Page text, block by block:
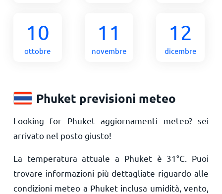
10
ottobre
11
novembre
12
dicembre
Phuket previsioni meteo
Looking for Phuket aggiornamenti meteo? sei
arrivato nel posto giusto!
La temperatura attuale a Phuket è 31°C . Puoi
trovare informazioni più dettagliate riguardo alle
condizioni meteo a Phuket inclusa umidità, vento,